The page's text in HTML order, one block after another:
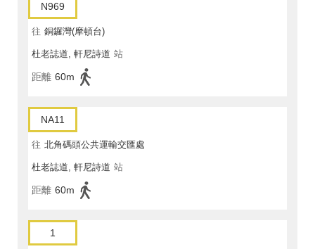
N969
往 銅鑼灣(摩頓台)
杜老誌道, 軒尼詩道 站
距離 60m
NA11
往 北角碼頭公共運輸交匯處
杜老誌道, 軒尼詩道 站
距離 60m
1